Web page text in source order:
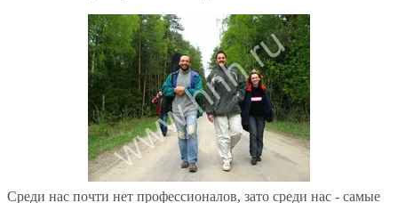
Среди нас почти нет профессионалов, зато среди нас - самые